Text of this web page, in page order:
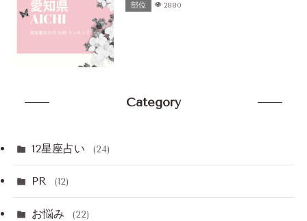
部位 2880
Category
12星座占い (24)
PR (12)
お悩み (22)